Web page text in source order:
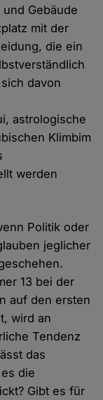
Gebäude
mit der
die ein
davon
astrologische
Klimbim
werden
Politik oder
jeglicher
13 bei der
auf den ersten
wird an
Tendenz
das
die
Gibt es für